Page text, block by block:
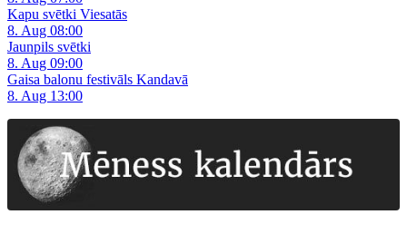
Kapu svētki Viesatās
8. Aug 08:00
Jaunpils svētki
8. Aug 09:00
Gaisa balonu festivāls Kandavā
8. Aug 13:00